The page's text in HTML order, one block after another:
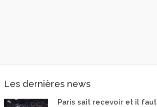
Les dernières news
Paris sait recevoir et il faut